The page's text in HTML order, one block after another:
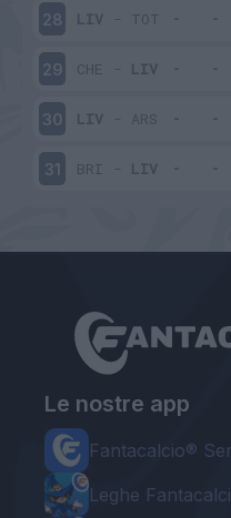
28 LIV - TOT
29 CHE - LIV
30 LIV - ARS
31 BRI - LIV
Le nostre app
Fantacalcio®
Leghe